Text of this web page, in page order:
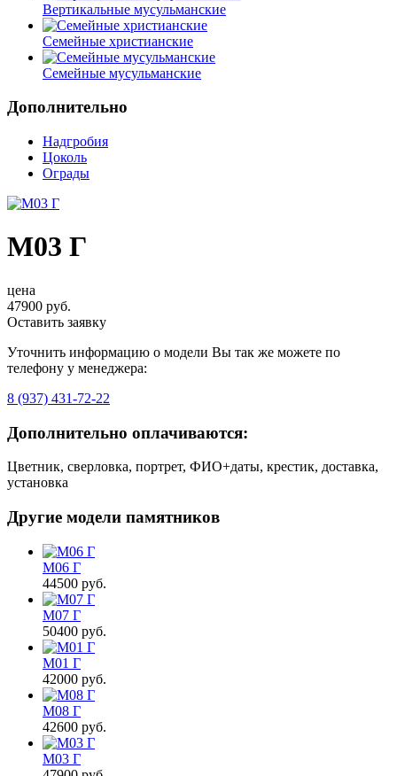
Вертикальные мусульманские
Семейные христианские
Семейные мусульманские
Дополнительно
Надгробия
Цоколь
Ограды
М03 Г
цена
47900 руб.
Оставить заявку
Уточнить информацию о модели Вы так же можете по
телефону у менеджера:
8 (937) 431-72-22
Дополнительно оплачиваются:
Цветник, сверловка, портрет, ФИО+даты, крестик, доставка,
установка
Другие модели памятников
М06 Г
44500 руб.
М07 Г
50400 руб.
М01 Г
42000 руб.
М08 Г
42600 руб.
М03 Г